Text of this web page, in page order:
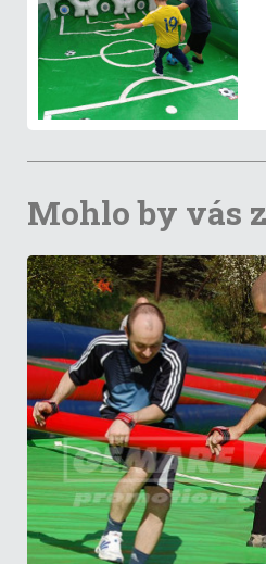
Mohlo by vás